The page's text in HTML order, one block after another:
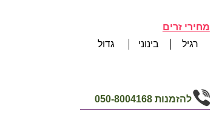
מחירי זרים
רגיל
בינוני גדול
להזמנות050-8004168